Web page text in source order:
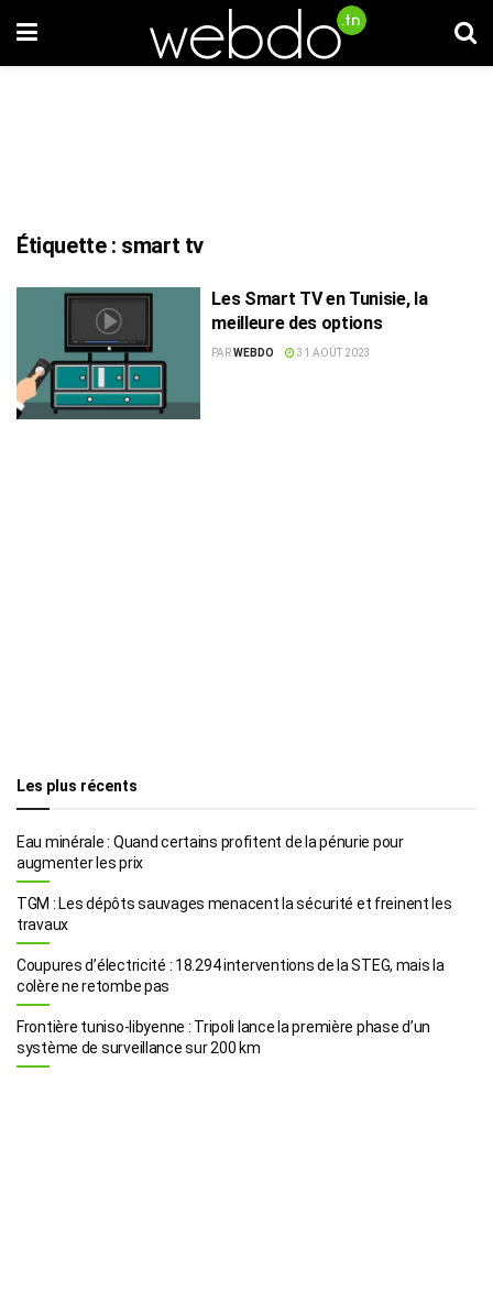
Étiquette : smart tv
Les Smart TV en Tunisie, la
meilleure des options
PARWEBDO 31 AOÛT 2023
Les plus récents
Eau minérale : Quand certains profitent de la pénurie pour
augmenter les prix
TGM : Les dépôts sauvages menacent la sécurité et freinent les
travaux
Coupures d’électricité : 18.294 interventions de la STEG, mais la
colère ne retombe pas
Frontière tuniso-libyenne : Tripoli lance la première phase d’un
système de surveillance sur 200 km